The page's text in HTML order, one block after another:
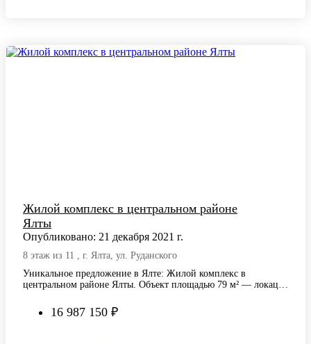
Жилой комплекс в центральном районе
Ялты
Опубликовано: 21 декабря 2021 г.
8 этаж из 11 , г. Ялта, ул. Руданского
Уникальное предложение в Ялте: Жилой комплекс в
центральном районе Ялты. Объект площадью 79 м² — локация
16 987 150 ₽